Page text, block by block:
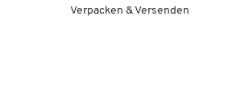
Verpacken & Versenden